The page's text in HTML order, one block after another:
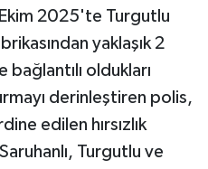
Ekim 2025'te Turgutlu
yaklaşık 2
oldukları
derinleştiren polis,
edilen hırsızlık
Turgutlu ve